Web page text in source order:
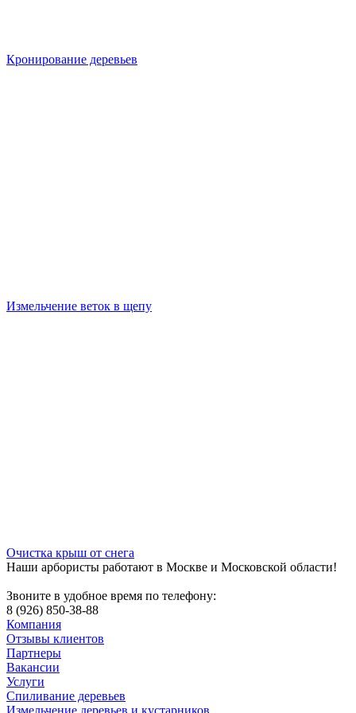
Кронирование деревьев
Измельчение веток в щепу
Очистка крыш от снега
Наши арбористы работают в Москве и Московской области!
Звоните в удобное время по телефону:
8 (926) 850-38-88
Компания
Отзывы клиентов
Партнеры
Вакансии
Услуги
Спиливание деревьев